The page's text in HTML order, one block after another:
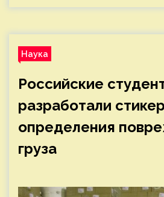
Наука
Российские
разработали
определения
груза